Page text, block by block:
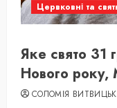
Цервковні та
Яке свято 31
Нового року,
СОЛОМІЯ